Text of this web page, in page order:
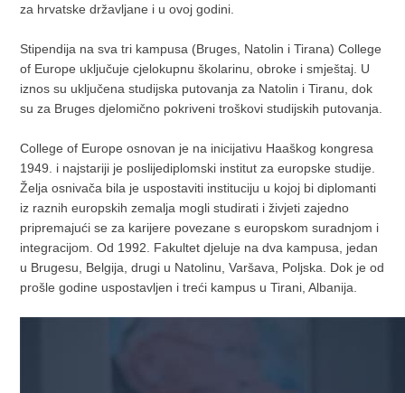
za hrvatske državljane i u ovoj godini.
Stipendija na sva tri kampusa (Bruges, Natolin i Tirana) College
of Europe uključuje cjelokupnu školarinu, obroke i smještaj. U
iznos su uključena studijska putovanja za Natolin i Tiranu, dok
su za Bruges djelomično pokriveni troškovi studijskih putovanja.
College of Europe osnovan je na inicijativu Haaškog kongresa
1949. i najstariji je poslijediplomski institut za europske studije.
Želja osnivača bila je uspostaviti instituciju u kojoj bi diplomanti
iz raznih europskih zemalja mogli studirati i živjeti zajedno
pripremajući se za karijere povezane s europskom suradnjom i
integracijom. Od 1992. Fakultet djeluje na dva kampusa, jedan
u Brugesu, Belgija, drugi u Natolinu, Varšava, Poljska. Dok je od
prošle godine uspostavljen i treći kampus u Tirani, Albanija.